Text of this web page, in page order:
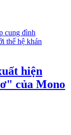
hiện
của Mono